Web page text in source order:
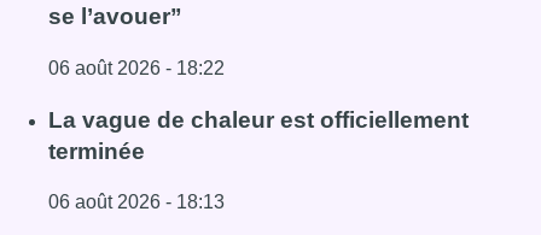
se l’avouer”
06 août 2026 - 18:22
Lire l'article À Bruxelles, le blocus s’invite dans des lieux
La vague de chaleur est officiellement
terminée
06 août 2026 - 18:13